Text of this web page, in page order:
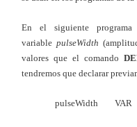
En el siguiente
variable pulseWidth
valores que el comando
tendremos que declarar
pulseWidth VAR